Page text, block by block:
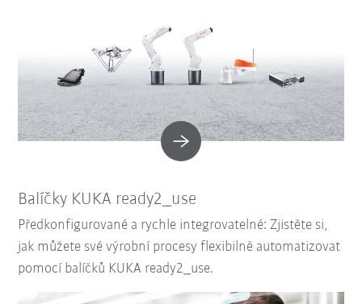
Balíčky KUKA ready2_use
Předkonfigurované a rychle integrovatelné: Zjistěte si,
jak můžete své výrobní procesy flexibilně automatizovat
pomocí balíčků KUKA ready2_use.